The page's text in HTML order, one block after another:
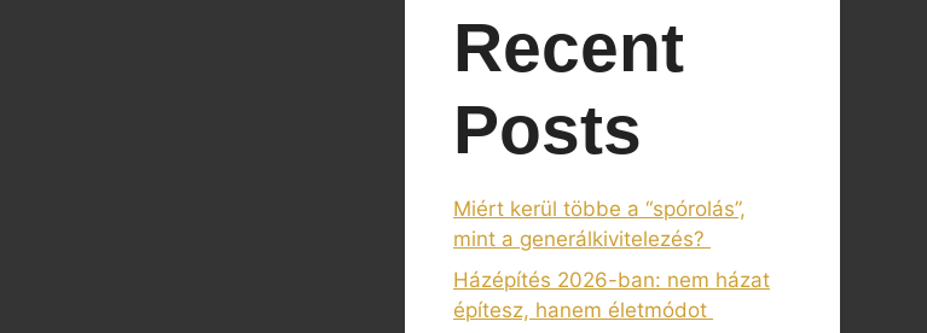
Recent
Posts
Miért kerül többe a “spórolás”,
mint a generálkivitelezés?
Házépítés 2026-ban: nem házat
építesz, hanem életmódot